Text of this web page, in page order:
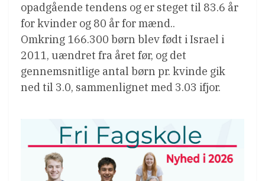
opadgående tendens og er steget til 83.6 år
for kvinder og 80 år for mænd..
Omkring 166.300 børn blev født i Israel i
2011, uændret fra året før, og det
gennemsnitlige antal børn pr. kvinde gik
ned til 3.0, sammenlignet med 3.03 ifjor.